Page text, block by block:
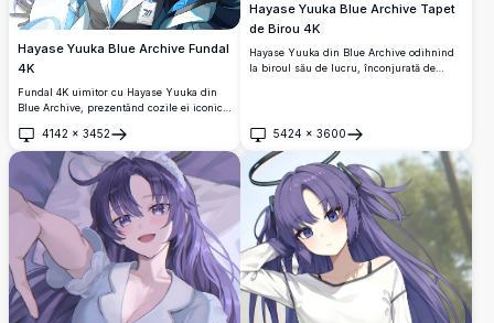
Hayase Yuuka Blue Archive Fundal
4K
Fundal 4K uimitor cu Hayase Yuuka din
Blue Archive, prezentând cozile ei iconice
violet. Artă anime de înaltă rezoluție cu o
estetică sci-fi elegantă, perfectă pentru
fundaluri de desktop.
4142 × 3452
Deschide
Hayase Yuuka Blue Archive Tapet
de Birou 4K
Hayase Yuuka din Blue Archive odihnind
la biroul său de lucru, înconjurată de
violet.5424 × 3600
Deschide